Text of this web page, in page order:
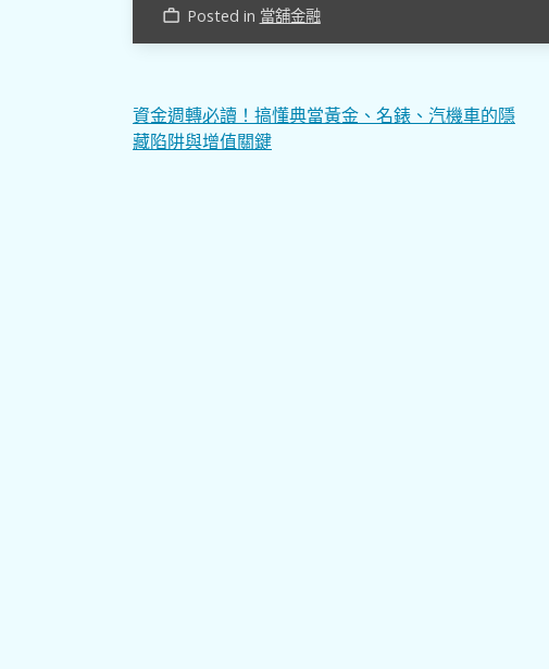
work_outline Posted in 當舖金融
文
章
資金週轉必讀！搞懂典當黃金、名錶、汽機車的隱
藏陷阱與增值關鍵